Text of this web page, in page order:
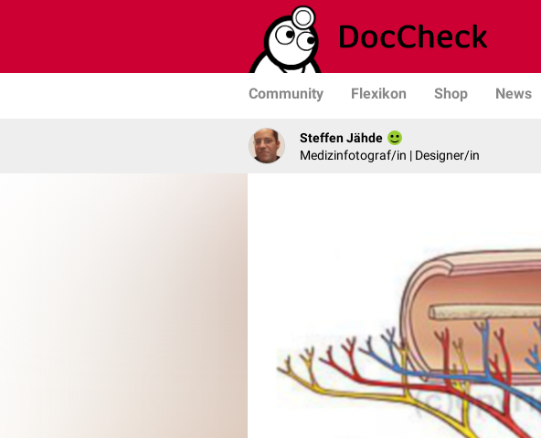
Community Flexikon Shop News
Steffen Jähde
Medizinfotograf/in | Designer/in